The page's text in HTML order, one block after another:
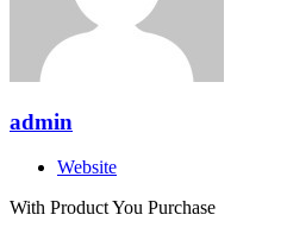
admin
Website
With Product You Purchase